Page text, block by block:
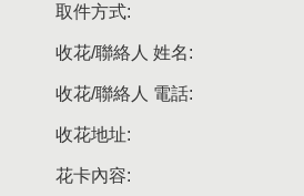
取件方式:
收花/聯絡人 姓名:
收花/聯絡人 電話:
收花地址:
花卡內容: